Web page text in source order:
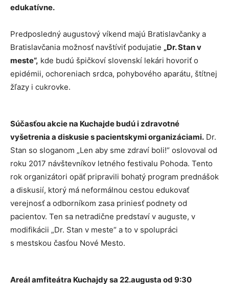
edukatívne.
Predposledný augustový víkend majú Bratislavčanky a
Bratislavčania možnosť navštíviť podujatie „Dr. Stan v
meste“, kde budú špičkoví slovenskí lekári hovoriť o
epidémii, ochoreniach srdca, pohybového aparátu, štítnej
žľazy i cukrovke.
Súčasťou akcie na Kuchajde budú i zdravotné
vyšetrenia a diskusie s pacientskymi organizáciami. Dr.
Stan so sloganom „Len aby sme zdraví boli!“ oslovoval od
roku 2017 návštevníkov letného festivalu Pohoda. Tento
rok organizátori opäť pripravili bohatý program prednášok
a diskusií, ktorý má neformálnou cestou edukovať
verejnosť a odborníkom zasa priniesť podnety od
pacientov. Ten sa netradične predstaví v auguste, v
modifikácii „Dr. Stan v meste“ a to v spolupráci
s mestskou časťou Nové Mesto.
Areál amfiteátra Kuchajdy sa 22.augusta od 9:30